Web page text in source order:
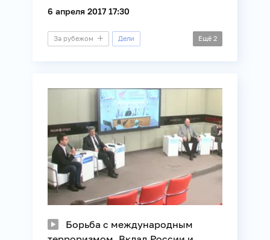
6 апреля 2017 17:30
За рубежом Дели Ещё 2
Борьба с международным